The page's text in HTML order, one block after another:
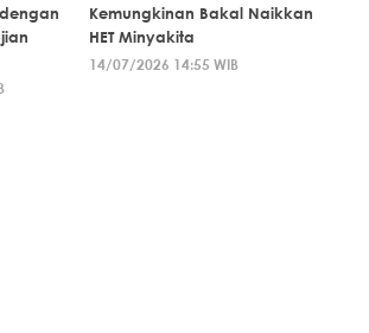
Kemungkinan Bakal Naikkan
HET Minyakita
14/07/2026 14:55 WIB